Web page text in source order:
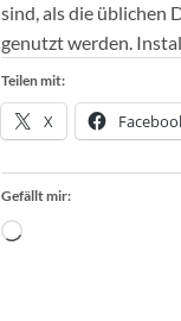
sind, als die üblichen
genutzt werden.
Teilen mit:
X
Gefällt mir:
Wird